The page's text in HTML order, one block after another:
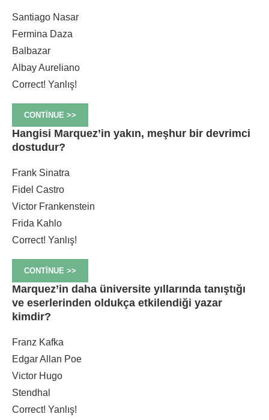
Santiago Nasar
Fermina Daza
Balbazar
Albay Aureliano
Correct! Yanlış!
CONTINUE >>
Hangisi Marquez’in yakın, meşhur bir devrimci
dostudur?
Frank Sinatra
Fidel Castro
Victor Frankenstein
Frida Kahlo
Correct! Yanlış!
CONTINUE >>
Marquez’in daha üniversite yıllarında tanıştığı
ve eserlerinden oldukça etkilendiği yazar
kimdir?
Franz Kafka
Edgar Allan Poe
Victor Hugo
Stendhal
Correct! Yanlış!